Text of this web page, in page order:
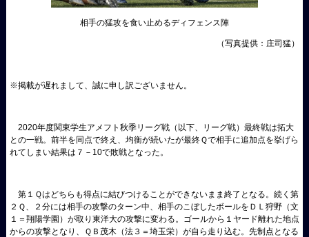
相手の猛攻を食い止めるディフェンス陣
（写真提供：庄司猛）
※掲載が遅れまして、誠に申し訳ございません。
2020年度関東学生アメフト秋季リーグ戦（以下、リーグ戦）最終戦は拓大
との一戦。前半を同点で終え、均衡が続いたが最終Ｑで相手に追加点を挙げら
れてしまい結果は７－10で敗戦となった。
第１Ｑはどちらも得点に結びつけることができないまま終了となる。続く第
２Ｑ、２分には相手の攻撃のターン中、相手のこぼしたボールをＤＬ狩野（文
１＝翔陽学園）が取り東洋大の攻撃に変わる。ゴールから１ヤード離れた地点
からの攻撃となり、ＱＢ茂木（法３＝埼玉栄）が自ら走り込む。先制点となる